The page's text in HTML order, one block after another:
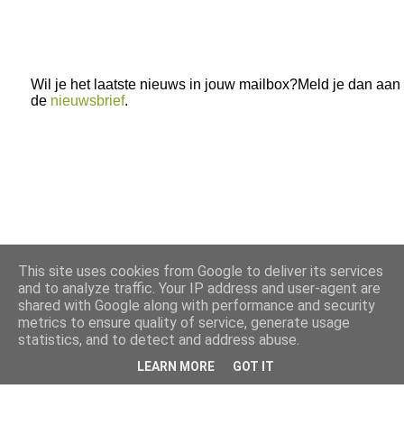
Wil je het laatste nieuws in jouw mailbox?Meld je dan aan
de nieuwsbrief.
This site uses cookies from Google to deliver its services
and to analyze traffic. Your IP address and user-agent are
shared with Google along with performance and security
metrics to ensure quality of service, generate usage
statistics, and to detect and address abuse.
LEARN MORE GOT IT